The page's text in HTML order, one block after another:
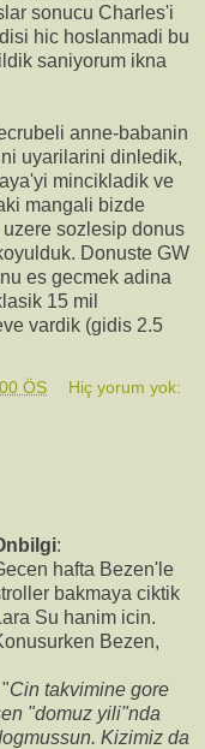
sonucu Charles'i
hic hoslanmadi bu
saniyorum ikna
anne-babanin
uyarilarini dinledik,
mincikladik ve
mangali bizde
sozlesip donus
Donuste GW
es gecmek adina
15 mil
vardik (gidis 2.5
ÖS Hiç yorum yok:
:
hafta Bezen'le
bakmaya ciktik
Su hanim icin.
Bezen,
Cin takvimine gore
"domuz yili"nda
Kizimiz da